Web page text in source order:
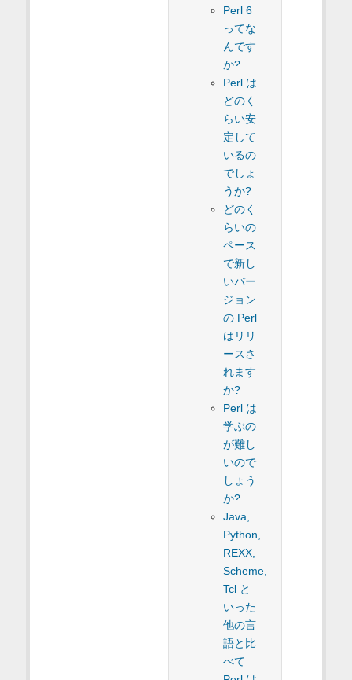
Perl 6
ってな
んです
か?
Perl は
どのく
らい安
定して
いるの
でしょ
うか?
どのく
らいの
ペース
で新し
いバー
ジョン
の Perl
はリリ
ースさ
れます
か?
Perl は
学ぶの
が難し
いので
しょう
か?
Java,
Python,
REXX,
Scheme,
Tcl と
いった
他の言
語と比
べて